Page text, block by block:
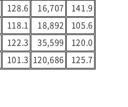
128.6 16,707 141.9
118.1 18,892 105.6
122.3 35,599 120.0
101.3 120,686 125.7